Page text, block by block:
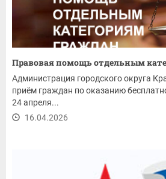
Правовая помощь отдельным
Администрация городского округа
приём граждан по оказанию
24 апреля...
16.04.2026